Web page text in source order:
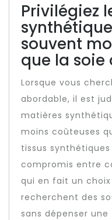
Privilégiez
souvent
que la soie
Lorsque vous
abordable, il est
matières
moins coûteuses
tissus
compromis entre
qui en fait un
recherchent des
sans dépenser